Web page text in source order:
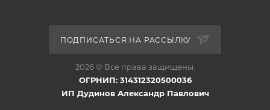
ПОДПИСАТЬСЯ НА РАССЫЛКУ
2026 © Все права защищены.
ОГРНИП: 314312320500036
ИП Дудинов Александр Павлович